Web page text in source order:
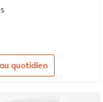
quotidien